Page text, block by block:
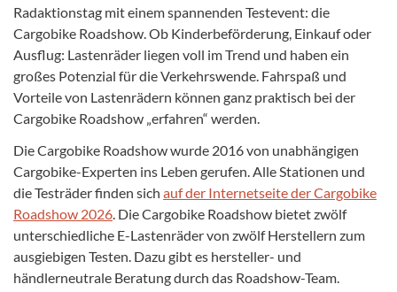
Radaktionstag mit einem spannenden Testevent: die
Cargobike Roadshow. Ob Kinderbeförderung, Einkauf oder
Ausflug: Lastenräder liegen voll im Trend und haben ein
großes Potenzial für die Verkehrswende. Fahrspaß und
Vorteile von Lastenrädern können ganz praktisch bei der
Cargobike Roadshow „erfahren“ werden.
Die Cargobike Roadshow wurde 2016 von unabhängigen
Cargobike-Experten ins Leben gerufen. Alle Stationen und
die Testräder finden sich auf der Internetseite der Cargobike
Roadshow 2026 . Die Cargobike Roadshow bietet zwölf
unterschiedliche E-Lastenräder von zwölf Herstellern zum
ausgiebigen Testen. Dazu gibt es hersteller- und
händlerneutrale Beratung durch das Roadshow-Team.